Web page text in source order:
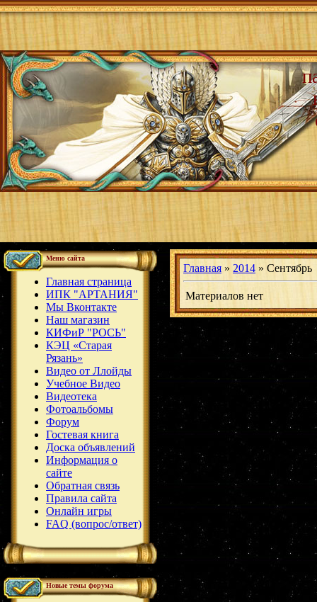
Меню сайта
Главная страница
ИПК "АРТАНИЯ"
Мы Вконтакте
Наш магазин
КИФиР "РОСЬ"
КЭЦ «Старая
Рязань»
Видео от Ллойды
Учебное Видео
Видеотека
Фотоальбомы
Форум
Гостевая книга
Доска объявлений
Информация о
сайте
Обратная связь
Правила сайта
Онлайн игры
FAQ (вопрос/ответ)
Новые темы форума
Главная » 2014 » Сентябрь
Материалов нет